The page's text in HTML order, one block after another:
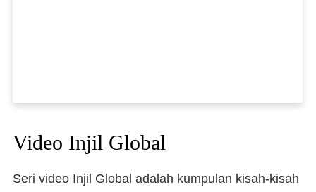
Video Injil Global
Seri video Injil Global adalah kumpulan kisah-kisah